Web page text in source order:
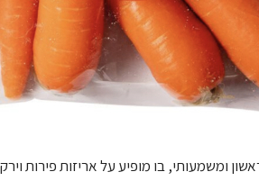
ומשמעותי, בו מופיע על אריזות פירות